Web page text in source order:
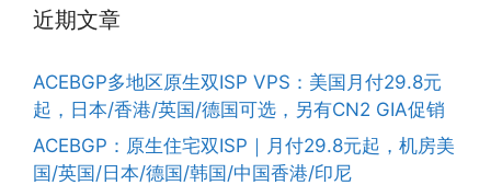
近期文章
ACEBGP多地区原生双ISP VPS：美国月付29.8元
起，日本/香港/英国/德国可选，另有CN2 GIA促销
ACEBGP：原生住宅双ISP｜月付29.8元起，机房美
国/英国/日本/德国/韩国/中国香港/印尼